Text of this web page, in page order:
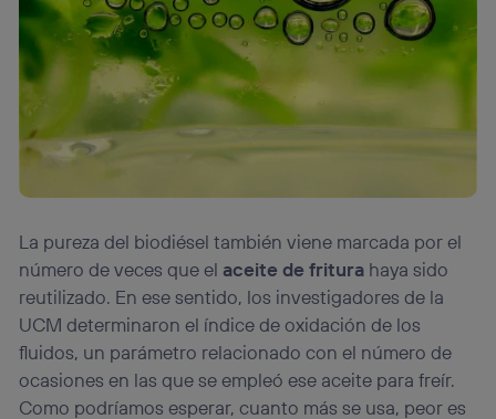
La pureza del biodiésel también viene marcada por el
número de veces que el aceite de fritura haya sido
reutilizado. En ese sentido, los investigadores de la
UCM determinaron el índice de oxidación de los
fluidos, un parámetro relacionado con el número de
ocasiones en las que se empleó ese aceite para freír.
Como podríamos esperar, cuanto más se usa, peor es